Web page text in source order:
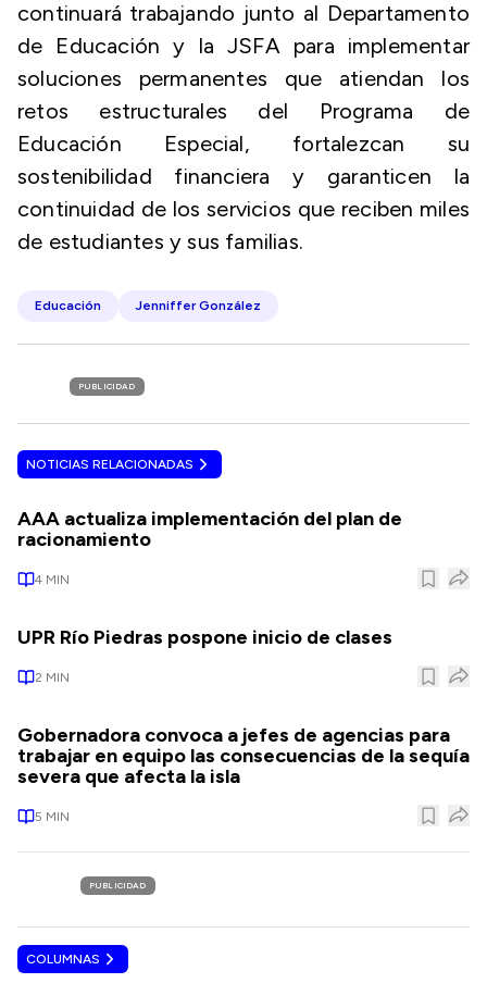
continuará trabajando junto al Departamento
de Educación y la JSFA para implementar
soluciones permanentes que atiendan los
retos estructurales del Programa de
Educación Especial, fortalezcan su
sostenibilidad financiera y garanticen la
continuidad de los servicios que reciben miles
de estudiantes y sus familias.
Educación Jenniffer González
PUBLICIDAD
NOTICIAS RELACIONADAS
AAA actualiza implementación del plan de
racionamiento
4 MIN
UPR Río Piedras pospone inicio de clases
2 MIN
Gobernadora convoca a jefes de agencias para
trabajar en equipo las consecuencias de la sequía
severa que afecta la isla
5 MIN
PUBLICIDAD
COLUMNAS